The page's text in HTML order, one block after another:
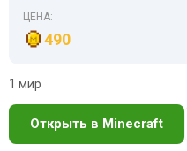
ЦЕНА:
490
1 мир
Открыть в Minecraft